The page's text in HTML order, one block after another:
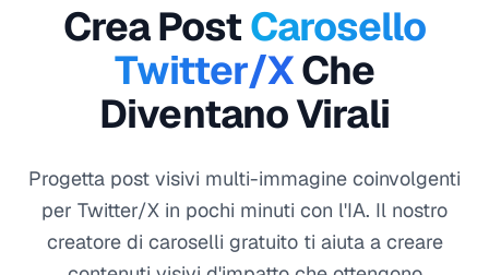
Crea PostCarosello
Twitter/XChe
Diventano Virali
Progetta post visivi multi-immagine coinvolgenti
per Twitter/X in pochi minuti con l'IA. Il nostro
creatore di caroselli gratuito ti aiuta a creare